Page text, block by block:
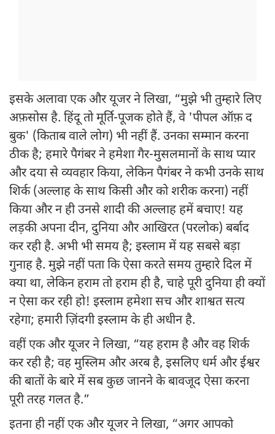
इसके अलावा एक और यूजर ने लिखा, “मुझे भी तुम्हारे लिए
अफ़सोस है. हिंदू तो मूर्ति-पूजक होते हैं, वे 'पीपल ऑफ़ द
बुक' (किताब वाले लोग) भी नहीं हैं. उनका सम्मान करना
ठीक है; हमारे पैगंबर ने हमेशा गैर-मुसलमानों के साथ प्यार
और दया से व्यवहार किया, लेकिन पैगंबर ने कभी उनके साथ
शिर्क (अल्लाह के साथ किसी और को शरीक करना) नहीं
किया और न ही उनसे शादी की अल्लाह हमें बचाए! यह
लड़की अपना दीन, दुनिया और आखिरत (परलोक) बर्बाद
कर रही है. अभी भी समय है; इस्लाम में यह सबसे बड़ा
गुनाह है. मुझे नहीं पता कि ऐसा करते समय तुम्हारे दिल में
क्या था, लेकिन हराम तो हराम ही है, चाहे पूरी दुनिया ही क्यों
न ऐसा कर रही हो! इस्लाम हमेशा सच और शाश्वत सत्य
रहेगा; हमारी ज़िंदगी इस्लाम के ही अधीन है.
वहीं एक और यूजर ने लिखा, “यह हराम है और वह शिर्क
कर रही है; वह मुस्लिम और अरब है, इसलिए धर्म और ईश्वर
की बातों के बारे में सब कुछ जानने के बावजूद ऐसा करना
पूरी तरह गलत है.”
इतना ही नहीं एक और यूजर ने लिखा, “अगर आपको